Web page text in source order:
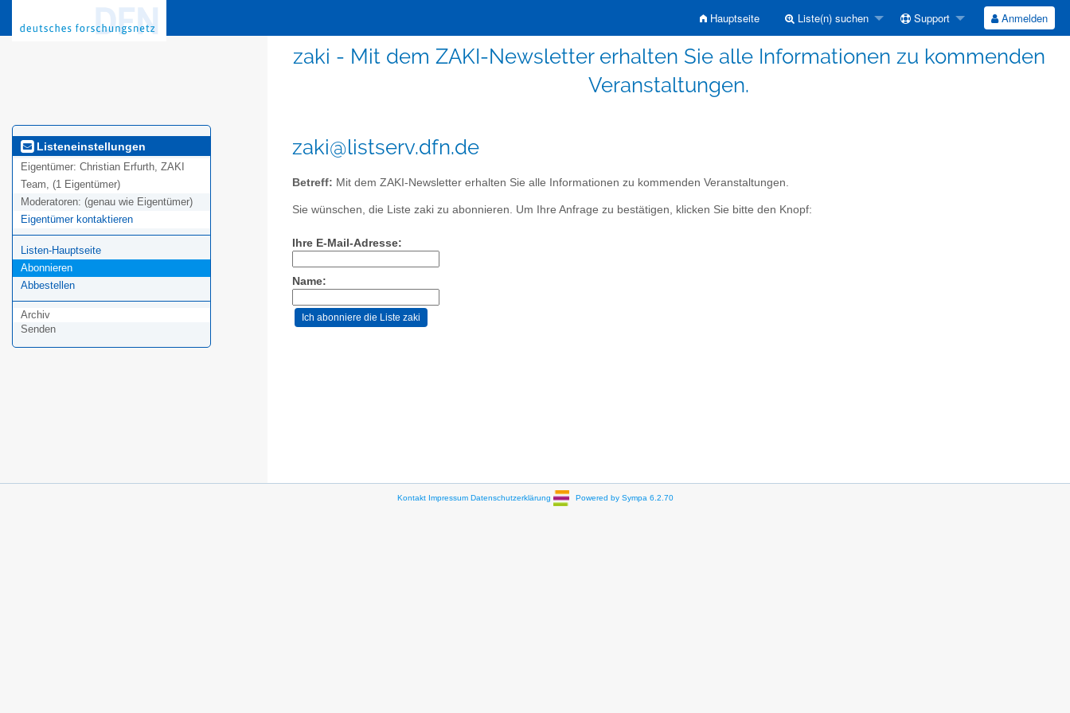
Hauptseite Liste(n) suchen Support Anmelden
zaki - Mit dem ZAKI-Newsletter erhalten Sie alle Informationen zu kommenden
Veranstaltungen.
Listeneinstellungen
Eigentümer: Christian Erfurth, ZAKI
Team, (1 Eigentümer)
Moderatoren: (genau wie Eigentümer)
Eigentümer kontaktieren
Listen-Hauptseite
Abonnieren
Abbestellen
Archiv
Senden
zaki@listserv.dfn.de
Betreff: Mit dem ZAKI-Newsletter erhalten Sie alle Informationen zu kommenden Veranstaltungen.
Sie wünschen, die Liste zaki zu abonnieren. Um Ihre Anfrage zu bestätigen, klicken Sie bitte den Knopf:
Ihre E-Mail-Adresse:
Name:
Kontakt Impressum Datenschutzerklärung Powered by Sympa 6.2.70